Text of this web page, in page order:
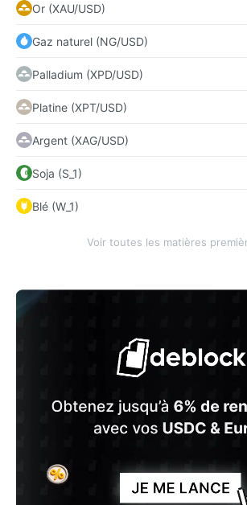
Or (XAU/USD)
Gaz naturel (NG/USD)
Palladium (XPD/USD)
Platine (XPT/USD)
Argent (XAG/USD)
Soja (S_1)
Blé (W_1)
Voir toutes les matières